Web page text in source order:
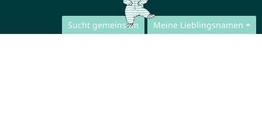
Sucht gemeinsam Meine Lieblingsnamen